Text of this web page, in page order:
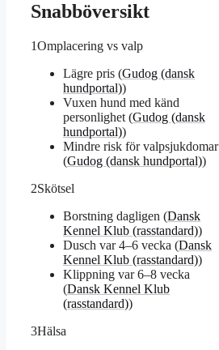
Snabböversikt
1Omplacering vs valp
Lägre pris (Gudog (dansk
hundportal))
Vuxen hund med känd
personlighet (Gudog (dansk
hundportal))
Mindre risk för valpsjukdomar
(Gudog (dansk hundportal))
2Skötsel
Borstning dagligen (Dansk
Kennel Klub (rasstandard))
Dusch var 4–6 vecka (Dansk
Kennel Klub (rasstandard))
Klippning var 6–8 vecka
(Dansk Kennel Klub
(rasstandard))
3Hälsa